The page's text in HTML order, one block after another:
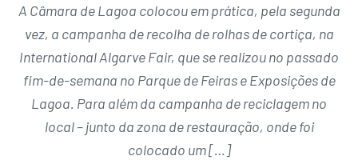
A Câmara de Lagoa colocou em prática, pela segunda
vez, a campanha de recolha de rolhas de cortiça, na
International Algarve Fair, que se realizou no passado
fim-de-semana no Parque de Feiras e Exposições de
Lagoa. Para além da campanha de reciclagem no
local – junto da zona de restauração, onde foi
colocado um […]